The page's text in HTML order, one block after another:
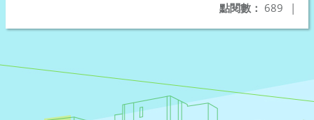
點閱數： 689 |